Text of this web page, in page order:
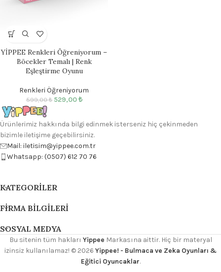
YİPPEE Renkleri Öğreniyorum –
Böcekler Temalı | Renk
Eşleştirme Oyunu
Renkleri Öğreniyorum
599,00₺ 529,00₺
Ürünlerimiz hakkında bilgi edinmek isterseniz hiç çekinmeden
bizimle iletişime geçebilirsiniz.
Mail: iletisim@yippee.com.tr
Whatsapp: (0507) 612 70 76
KATEGORILER
FIRMA BILGILERI
SOSYAL MEDYA
Bu sitenin tüm hakları Yippee Markasına aittir. Hiç bir materyal
izinsiz kullanılamaz! © 2026 Yippee! - Bulmaca ve Zeka Oyunları &
Eğitici Oyuncaklar.